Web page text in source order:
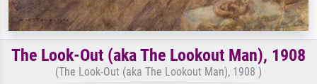
The Look-Out (aka The Lookout Man), 1908
(The Look-Out (aka The Lookout Man), 1908 )